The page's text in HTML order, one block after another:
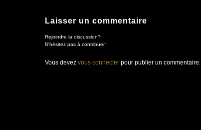
Laisser un commentaire
Rejoindre la discussion?
N’hésitez pas à contribuer !
Vous devez vous connecterpour publier un commentaire.